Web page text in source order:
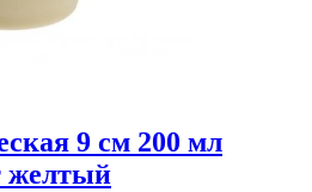
9 см 200 мл
желтый